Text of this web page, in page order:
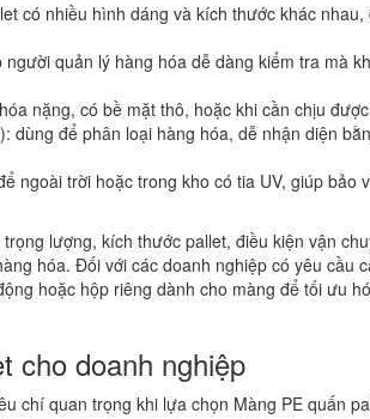
có nhiều hình dáng và kích thước khác
quản lý hàng hóa dễ dàng kiểm tra mà
nặng, có bề mặt thô, hoặc khi cần chịu
dùng để phân loại hàng hóa, dễ nhận diện
ngoài trời hoặc trong kho có tia UV, giúp bảo
lượng, kích thước pallet, điều kiện vận
hóa. Đối với các doanh nghiệp có yêu cầu
hoặc hộp riêng dành cho màng để tối ưu
cho doanh nghiệp
chí quan trọng khi lựa chọn Màng PE quấn